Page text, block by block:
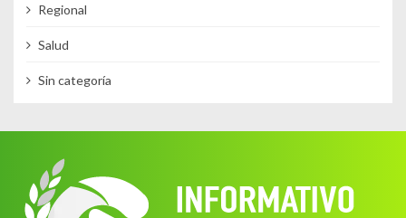
Regional
Salud
Sin categoría